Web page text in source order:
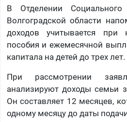
В Отделении
Волгоградской области
доходов учитывается при
пособия и ежемесячной
капитала на детей до трех лет.
При рассмотрении
анализируют доходы семьи
Он составляет 12 месяцев,
одному месяцу до даты